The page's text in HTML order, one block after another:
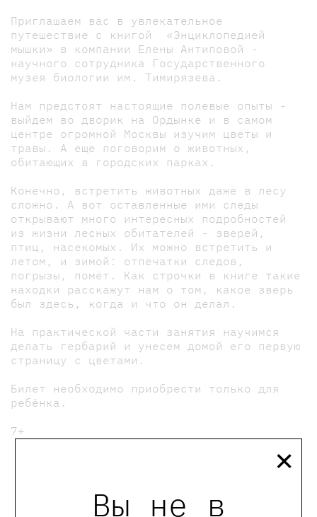
Вы не в
×
Приглашаем вас в увлекательное
путешествие с книгой «Энциклопедией
мышки» в компании Елены Антиповой -
научного сотрудника Государственного
музея биологии им. Тимирязева.
Нам предстоят настоящие полевые опыты -
выйдем во дворик на Ордынке и в самом
центре огромной Москвы изучим цветы и
травы. А еще поговорим о животных,
обитающих в городских парках.
Конечно, встретить животных даже в лесу
сложно. А вот оставленные ими следы
открывают много интересных подробностей
из жизни лесных обитателей - зверей,
птиц, насекомых. Их можно встретить и
летом, и зимой: отпечатки следов,
погрызы, помёт. Как строчки в книге такие
находки расскажут нам о том, какое зверь
был здесь, когда и что он делал.
На практической части занятия научимся
делать гербарий и унесем домой его первую
страницу с цветами.
Билет необходимо приобрести только для
ребёнка.
7+
мы в телеграмме